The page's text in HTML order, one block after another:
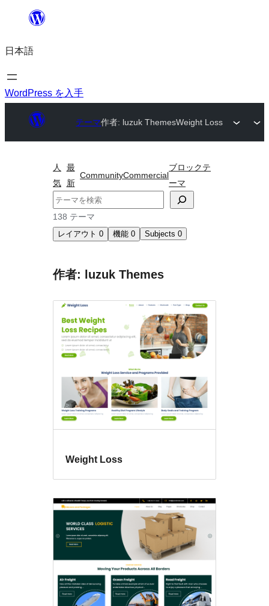
を
ス
キ
日本語
WordPress を入手
テーマ作者: luzuk ThemesWeight Loss
人
気
最
新
CommunityCommercial
ブロックテ
ーマ
検
索
138 テーマ
レイアウト 0 機能 0 Subjects 0
作者: luzuk Themes
Weight Loss